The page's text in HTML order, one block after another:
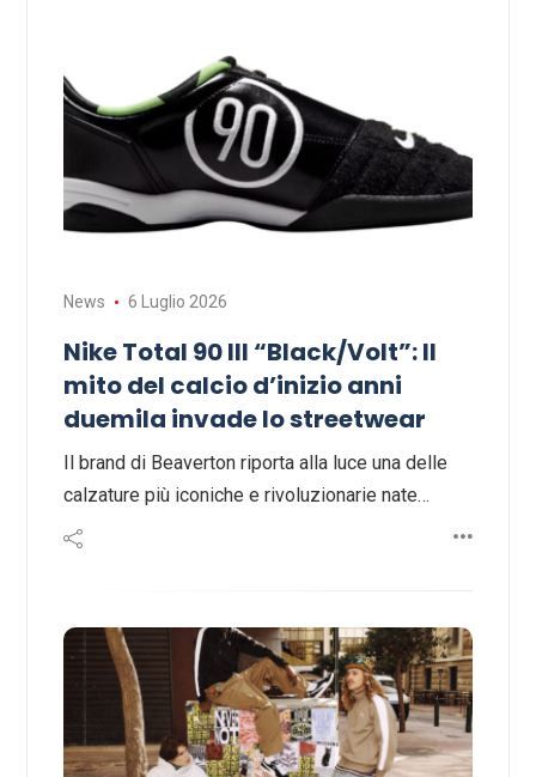
News 6 Luglio 2026
Nike Total 90 III “Black/Volt”: Il
mito del calcio d’inizio anni
duemila invade lo streetwear
Il brand di Beaverton riporta alla luce una delle
calzature più iconiche e rivoluzionarie nate…